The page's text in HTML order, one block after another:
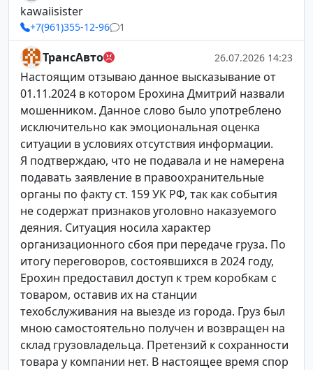
kawaiisister
+7(961)355-12-96 1
ТрансАвто 26.07.2026 14:23
Настоящим отзываю данное высказывание от
01.11.2024 в котором Ерохина Дмитрий назвали
мошенником. Данное слово было употреблено
исключительно как эмоциональная оценка
ситуации в условиях отсутствия информации.
Я подтверждаю, что не подавала и не намерена
подавать заявление в правоохранительные
органы по факту ст. 159 УК РФ, так как события
не содержат признаков уголовно наказуемого
деяния. Ситуация носила характер
организационного сбоя при передаче груза. По
итогу переговоров, состоявшихся в 2024 году,
Ерохин предоставил доступ к трем коробкам с
товаром, оставив их на станции
техобслуживания на выезде из города. Груз был
мною самостоятельно получен и возвращен на
склад грузовладельца. Претензий к сохранности
товара у компании нет. В настоящее время спор